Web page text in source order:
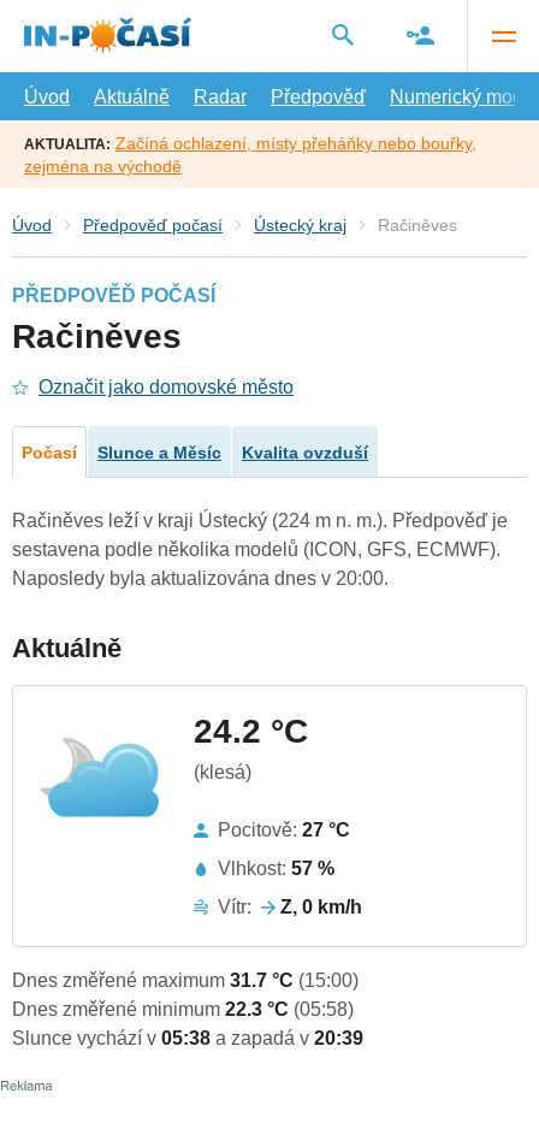
hlavní
Úvod
Aktuálně Radar Předpověď Numerický model
AKTUALITA: Začíná ochlazení, místy přeháňky nebo bouřky,
zejména na východě
Úvod Předpověď počasí Ústecký kraj Račiněves
PŘEDPOVĚĎ POČASÍ
Račiněves
Označit jako domovské město
Počasí Slunce a Měsíc Kvalita ovzduší
Račiněves leží v kraji Ústecký (224 m n. m.). Předpověď je
sestavena podle několika modelů (ICON, GFS, ECMWF).
Naposledy byla aktualizována dnes v 20:00.
Aktuálně
24.2 °C
(klesá)
Pocitově: 27 °C
Vlhkost: 57 %
Vítr:
Z, 0 km/h
Dnes změřené maximum 31.7 °C (15:00)
Dnes změřené minimum 22.3 °C (05:58)
Slunce vychází v 05:38 a zapadá v 20:39